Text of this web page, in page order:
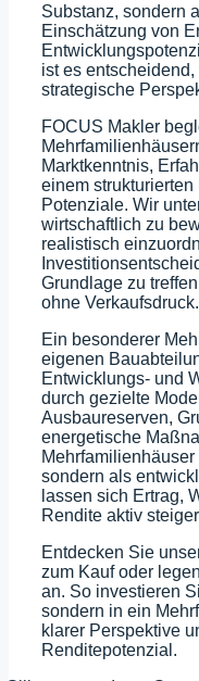
Substanz, sondern
Einschätzung von
ist es
strategische
FOCUS Makler
Marktkenntnis,
einem
Potenziale. Wir
wirtschaftlich zu
realistisch
Grundlage zu
ohne Verkaufsdruck.
Ein besonderer
eigenen
Entwicklungs- und
durch gezielte
Ausbaureserven,
energetische
sondern als
lassen sich Ertrag,
Rendite aktiv
Entdecken Sie
zum Kauf oder
an. So investieren
sondern in ein
klarer Perspektive
Renditepotenzial.